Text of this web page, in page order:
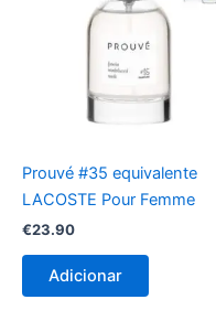
Prouvé #35 equivalente
LACOSTE Pour Femme
€23.90
Adicionar